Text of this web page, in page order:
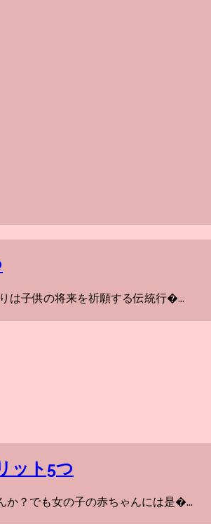
は子供の将来を祈願する伝統行�...
ット5つ
か？でも女の子の赤ちゃんには是�...